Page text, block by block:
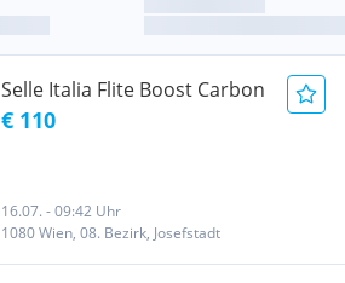
Selle Italia Flite Boost Carbon
€ 110
16.07. - 09:42 Uhr
1080 Wien, 08. Bezirk, Josefstadt